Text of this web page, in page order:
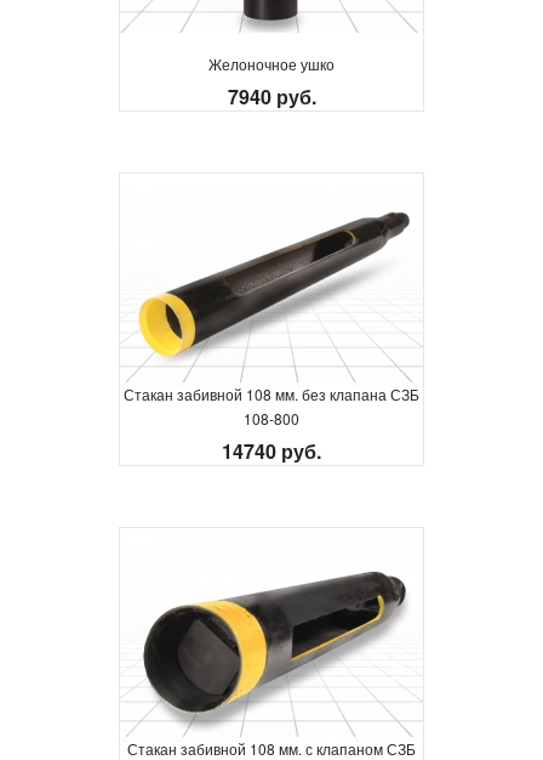
Желоночное ушко
7940 руб.
Стакан забивной 108 мм. без клапана СЗБ
108-800
14740 руб.
Стакан забивной 108 мм. с клапаном СЗБ